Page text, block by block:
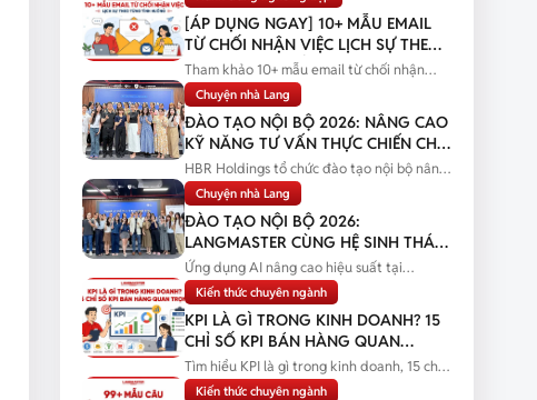
[ÁP DỤNG NGAY] 10+ MẪU EMAIL
TỪ CHỐI NHẬN VIỆC LỊCH SỰ THEO
TỪNG TÌNH HUỐNG
Tham khảo 10+ mẫu email từ chối nhận
việc lịch sự theo từng tình huống...
Chuyện nhà Lang
ĐÀO TẠO NỘI BỘ 2026: NÂNG CAO
KỸ NĂNG TƯ VẤN THỰC CHIẾN CHO
ĐỘI NGŨ SALES
HBR Holdings tổ chức đào tạo nội bộ nâng
cao kỹ năng tư vấn thực chiến...
Chuyện nhà Lang
ĐÀO TẠO NỘI BỘ 2026:
LANGMASTER CÙNG HỆ SINH THÁI
HBR HOLDINGS NÂNG CAO NĂNG
LỰC ỨNG DỤNG AI
Ứng dụng AI nâng cao hiệu suất tại
Langmaster qua chương trình đào tạo...
Kiến thức chuyên ngành
KPI LÀ GÌ TRONG KINH DOANH? 15
CHỈ SỐ KPI BÁN HÀNG QUAN
TRỌNG
Tìm hiểu KPI là gì trong kinh doanh, 15 chỉ
số KPI bán hàng quan trọng...
Kiến thức chuyên ngành